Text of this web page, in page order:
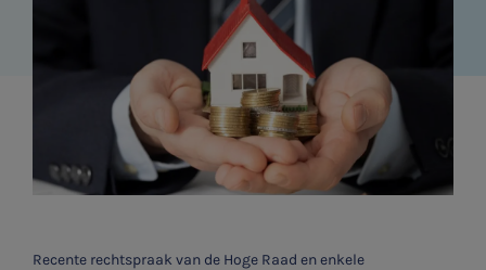
Recente rechtspraak van de Hoge Raad en enkele